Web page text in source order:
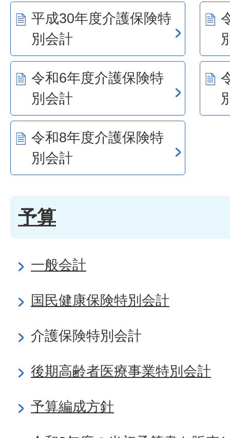
平成30年度介護保険特
別会計
令和6年度介護保険特
別会計
令和8年度介護保険特
別会計
予算
一般会計
国民健康保険特別会計
介護保険特別会計
後期高齢者医療事業特別会計
予算編成方針